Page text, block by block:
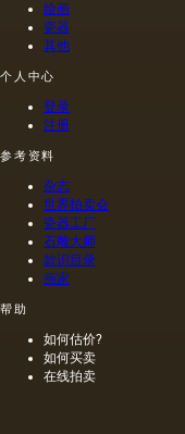
绘画
瓷器
其他
个人中心
登录
注册
参考资料
杂志
世界拍卖会
瓷器工厂
石雕大师
款识目录
画家
帮助
如何估价?
如何买卖
在线拍卖